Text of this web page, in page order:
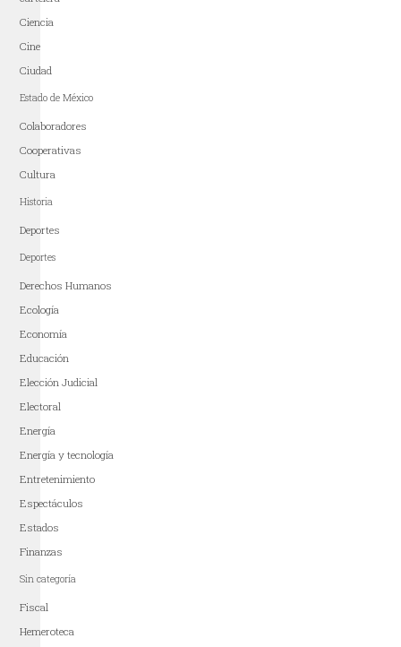
Ciencia
Cine
Ciudad
Estado de México
Colaboradores
Cooperativas
Cultura
Historia
Deportes
Deportes
Derechos Humanos
Ecología
Economía
Educación
Elección Judicial
Electoral
Energía
Energía y tecnología
Entretenimiento
Espectáculos
Estados
Finanzas
Sin categoría
Fiscal
Hemeroteca